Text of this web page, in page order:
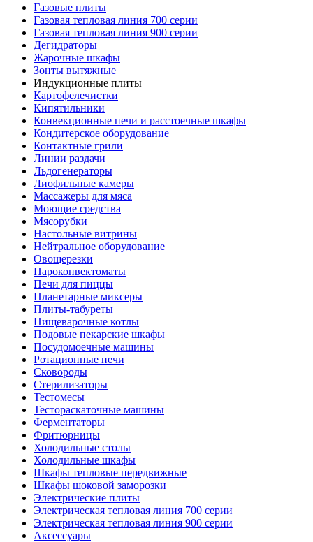
Газовые плиты
Газовая тепловая линия 700 серии
Газовая тепловая линия 900 серии
Дегидраторы
Жарочные шкафы
Зонты вытяжные
Индукционные плиты
Картофелечистки
Кипятильники
Конвекционные печи и расстоечные шкафы
Кондитерское оборудование
Контактные грили
Линии раздачи
Льдогенераторы
Лиофильные камеры
Массажеры для мяса
Моющие средства
Мясорубки
Настольные витрины
Нейтральное оборудование
Овощерезки
Пароконвектоматы
Печи для пиццы
Планетарные миксеры
Плиты-табуреты
Пищеварочные котлы
Подовые пекарские шкафы
Посудомоечные машины
Ротационные печи
Сковороды
Стерилизаторы
Тестомесы
Тестораскаточные машины
Ферментаторы
Фритюрницы
Холодильные столы
Холодильные шкафы
Шкафы тепловые передвижные
Шкафы шоковой заморозки
Электрические плиты
Электрическая тепловая линия 700 серии
Электрическая тепловая линия 900 серии
Аксессуары